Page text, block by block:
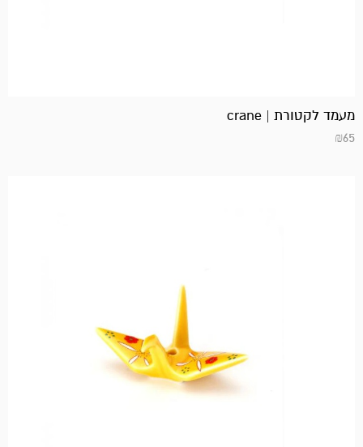
מעמד לקטורת | crane
₪65